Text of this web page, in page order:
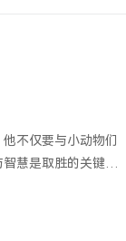
不仅要与小动物们
慧是取胜的关键。